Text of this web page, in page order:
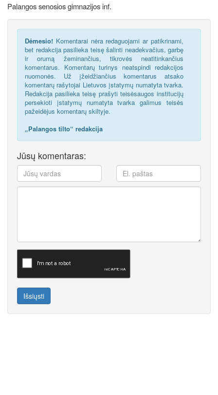
Palangos senosios gimnazijos inf.
Dėmesio! Komentarai nėra redaguojami ar patikrinami,
bet redakcija pasilieka teisę šalinti neadekvačius, garbę
ir orumą žeminančius, tikrovės neatitinkančius
komentarus. Komentarų turinys neatspindi redakcijos
nuomonės. Už įžeidžiančius komentarus atsako
komentarų rašytojai Lietuvos įstatymų numatyta tvarka.
Redakcija pasilieka teisę prašyti teisėsaugos institucijų
persekioti įstatymų numatyta tvarka galimus teisės
pažeidėjus komentarų skiltyje.
„Palangos tilto“ redakcija
Jūsų komentaras:
Išsiųsti